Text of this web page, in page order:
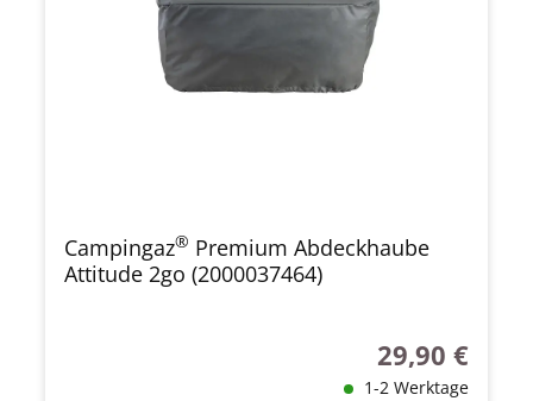
Campingaz® Premium Abdeckhaube
Attitude 2go (2000037464)
Regulärer Preis:
29,90 €
1-2 Werktage